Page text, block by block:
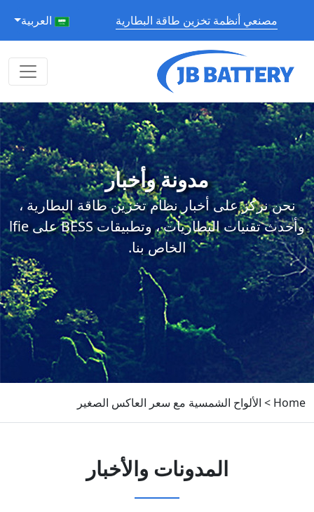
مصنعي أنظمة تخزين طاقة البطارية العربية
مدونة وأخبار
نحن نركز على أخبار نظام تخزين طاقة البطارية ،
وأحدث تقنيات البطاريات ، وتطبيقات BESS على lfie
الخاص بنا.
Home
> الألواح الشمسية مع سعر العاكس الصغير
المدونات والأخبار